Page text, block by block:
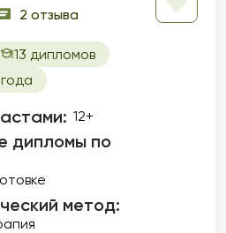
2 отзыва
13 дипломов
12+
дипломы по
метод: